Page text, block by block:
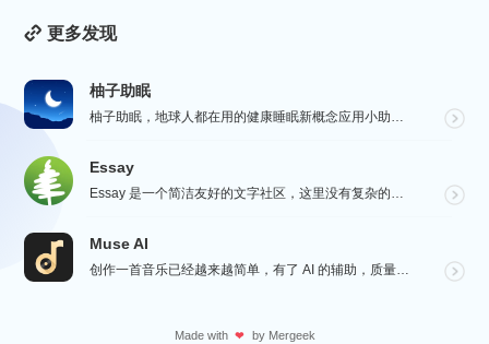
更多发现
柚子助眠
柚子助眠，地球人都在用的健康睡眠新概念应用小助手。Phone必备App神器.每一个热爱生活的人，都值...
Essay
Essay 是一个简洁友好的文字社区，这里没有复杂的社交功能，不会有浏览量，点赞和关注等量化指标去左...
Muse AI
创作一首音乐已经越来越简单，有了 AI 的辅助，质量更加有保障，Muse AI 可以让一个零经验用户...
Made with ❤ by Mergeek